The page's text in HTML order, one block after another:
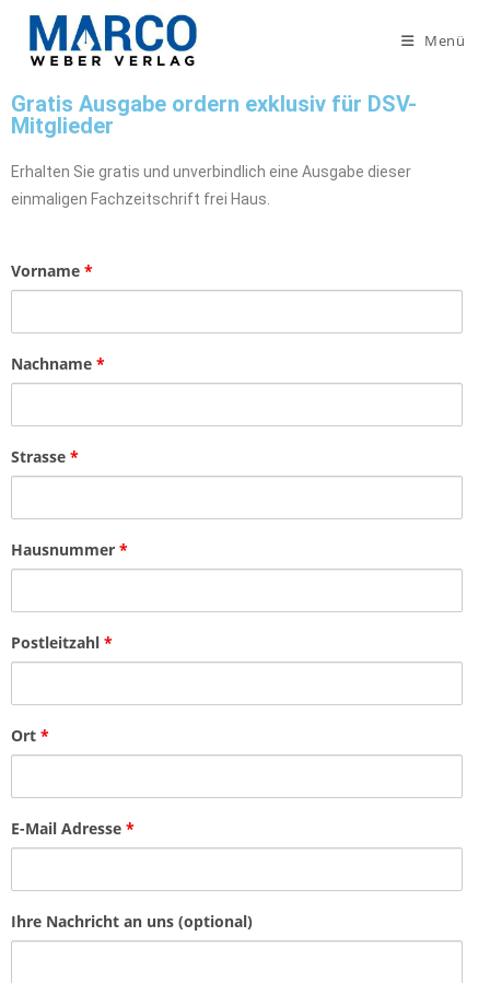
Menü
Gratis Ausgabe ordern exklusiv für DSV-
Mitglieder
Erhalten Sie gratis und unverbindlich eine Ausgabe dieser
einmaligen Fachzeitschrift frei Haus.
Vorname *
Nachname *
Strasse *
Hausnummer *
Postleitzahl *
Ort *
E-Mail Adresse *
Ihre Nachricht an uns (optional)